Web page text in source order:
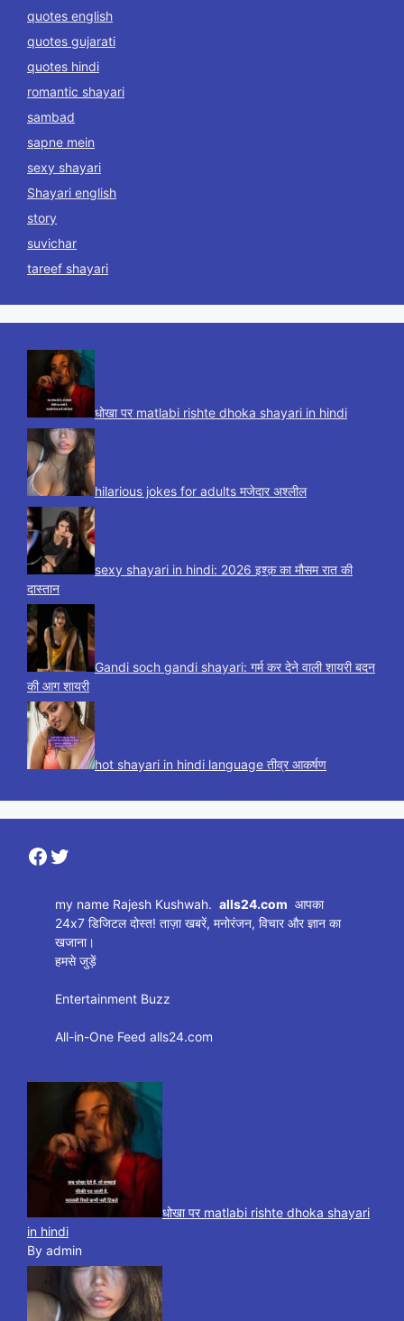
quotes english
quotes gujarati
quotes hindi
romantic shayari
sambad
sapne mein
sexy shayari
Shayari english
story
suvichar
tareef shayari
धोखा पर matlabi rishte dhoka shayari in hindi
hilarious jokes for adults मजेदार अश्लील
sexy shayari in hindi: 2026 इश्क़ का मौसम रात की
दास्तान
Gandi soch gandi shayari: गर्म कर देने वाली शायरी बदन
की आग शायरी
hot shayari in hindi language तीव्र आकर्षण
Facebook
Twitter
my name Rajesh Kushwah.alls24.com आपका
24x7 डिजिटल दोस्त! ताज़ा खबरें, मनोरंजन, विचार और ज्ञान का
खजाना।
हमसे जुड़ें
Entertainment Buzz
All-in-One Feed alls24.com
धोखा पर matlabi rishte dhoka shayari
in hindi
By admin